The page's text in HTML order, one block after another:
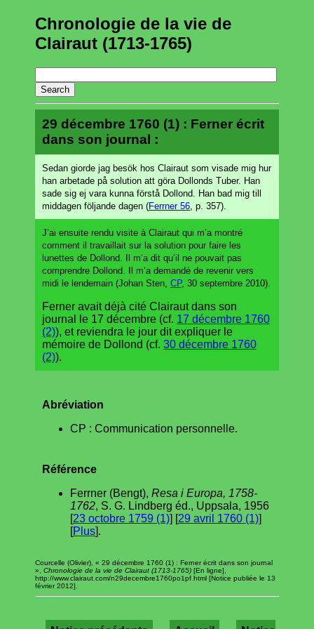
Chronologie de la vie de
Clairaut (1713-1765)
29 décembre 1760 (1) : Ferner écrit
dans son journal :
Sedan giorde jag besök hos Clairaut som visade mig hur
han arbetade på solution att göra Dollonds Tuber. Han
sade sig ej vara kunna förstå Dollond. Han bad mig till
middagen följande dagen (Ferrner 56 , p. 357).
J’ai ensuite rendu visite à Clairaut qui m’a montré
comment il travaillait sur la solution pour faire les
lunettes de Dollond. Il m’a dit qu’il ne pouvait pas
comprendre Dollond. Il m’a demandé de revenir vers
midi le lendemain (Johan Sten, CP, 30 septembre 2010).
Ferner avait déjà cité Clairaut dans son
journal le 17 décembre (cf. 17 décembre 1760
(2)), et reviendra le jour dit expliquer le
mémoire de Dollond (cf. 30 décembre 1760
(2)).
Abréviation
CP : Communication personnelle.
Référence
Ferrner (Bengt), Resa i Europa, 1758-
1762, S. G. Lindberg éd., Uppsala, 1956
[23 octobre 1759 (1)] [29 avril 1760 (1)]
[Plus].
Courcelle (Olivier), « 29 décembre 1760 (1) : Ferner écrit dans son journal
», Chronologie de la vie de Clairaut (1713-1765) [En ligne],
http://www.clairaut.com/n29decembre1760po1pf.html [Notice publiée le 13
février 2012].